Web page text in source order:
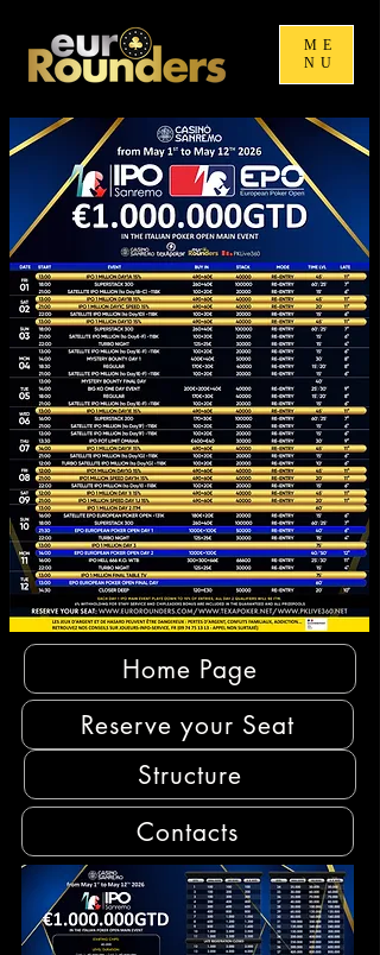
ME
NU
Home Page
Reserve your Seat
Structure
Contacts